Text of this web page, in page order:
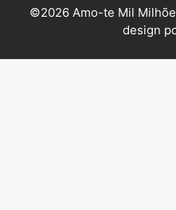
©2026 Amo-te Mil
design